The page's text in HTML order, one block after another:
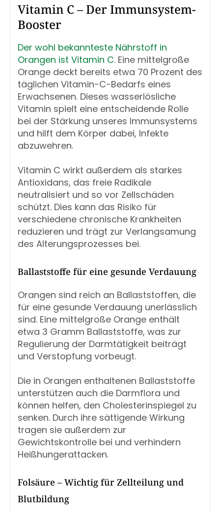
Vitamin C – Der Immunsystem-
Booster
Der wohl bekannteste Nährstoff in
Orangen ist Vitamin C. Eine mittelgroße
Orange deckt bereits etwa 70 Prozent des
täglichen Vitamin-C-Bedarfs eines
Erwachsenen. Dieses wasserlösliche
Vitamin spielt eine entscheidende Rolle
bei der Stärkung unseres Immunsystems
und hilft dem Körper dabei, Infekte
abzuwehren.
Vitamin C wirkt außerdem als starkes
Antioxidans, das freie Radikale
neutralisiert und so vor Zellschäden
schützt. Dies kann das Risiko für
verschiedene chronische Krankheiten
reduzieren und trägt zur Verlangsamung
des Alterungsprozesses bei.
Ballaststoffe für eine gesunde Verdauung
Orangen sind reich an Ballaststoffen, die
für eine gesunde Verdauung unerlässlich
sind. Eine mittelgroße Orange enthält
etwa 3 Gramm Ballaststoffe, was zur
Regulierung der Darmtätigkeit beiträgt
und Verstopfung vorbeugt.
Die in Orangen enthaltenen Ballaststoffe
unterstützen auch die Darmflora und
können helfen, den Cholesterinspiegel zu
senken. Durch ihre sättigende Wirkung
tragen sie außerdem zur
Gewichtskontrolle bei und verhindern
Heißhungerattacken.
Folsäure – Wichtig für Zellteilung und
Blutbildung